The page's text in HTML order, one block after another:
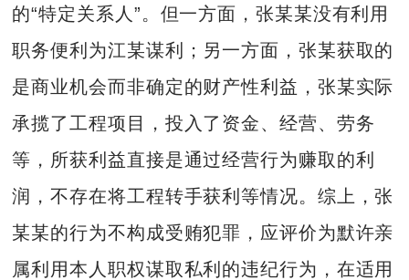
的“特定关系人”。但一方面，张某某没有利用
职务便利为江某谋利；另一方面，张某获取的
是商业机会而非确定的财产性利益，张某实际
承揽了工程项目，投入了资金、经营、劳务
等，所获利益直接是通过经营行为赚取的利
润，不存在将工程转手获利等情况。综上，张
某某的行为不构成受贿犯罪，应评价为默许亲
属利用本人职权谋取私利的违纪行为，在适用